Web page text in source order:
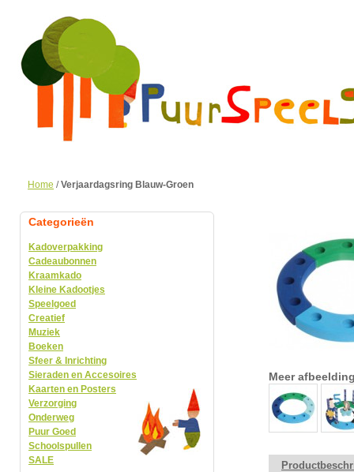
Home /Verjaardagsring Blauw-Groen
Meer
Categorieën
Kadoverpakking
Cadeaubonnen
Kraamkado
Kleine Kadootjes
Speelgoed
Creatief
Muziek
Boeken
Sfeer & Inrichting
Sieraden en Accesoires
Kaarten en Posters
Verzorging
Onderweg
Puur Goed
Schoolspullen
SALE